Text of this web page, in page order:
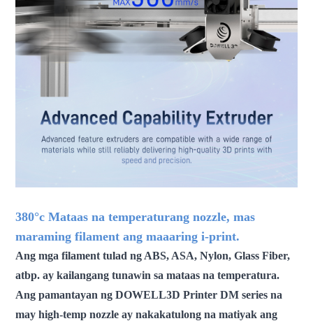
380°c Mataas na temperaturang nozzle, mas
maraming filament ang maaaring i-print.
Ang mga filament tulad ng ABS, ASA, Nylon, Glass Fiber,
atbp. ay kailangang tunawin sa mataas na temperatura.
Ang pamantayan ng DOWELL3D Printer DM series na
may high-temp nozzle ay nakakatulong na matiyak ang